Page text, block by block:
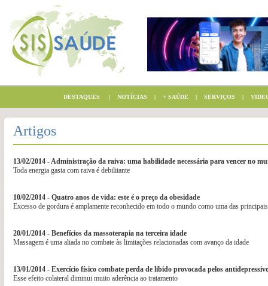
DESTAQUES | NOTÍCIAS | + SAÚDE | SERVIÇOS |
Artigos
13/02/2014 - Administração da raiva: uma habilidade necessária para vencer no
Toda energia gasta com raiva é debilitante
10/02/2014 - Quatro anos de vida: este é o preço da obesidade
Excesso de gordura é amplamente reconhecido em todo o mundo como uma das principais
20/01/2014 - Benefícios da massoterapia na terceira idade
Massagem é uma aliada no combate às limitações relacionadas com avanço da idade
13/01/2014 - Exercício físico combate perda de libido provocada pelos
Esse efeito colateral diminui muito aderência ao tratamento